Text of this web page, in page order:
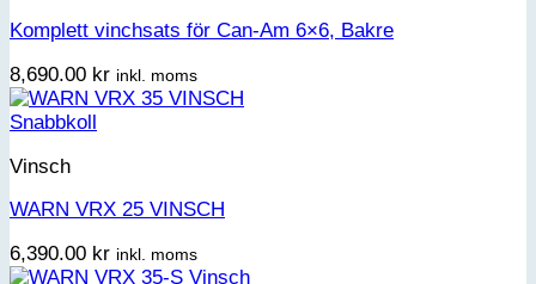
Komplett vinchsats för Can-Am 6×6, Bakre
8,690.00 kr inkl. moms
Snabbkoll
Vinsch
WARN VRX 25 VINSCH
6,390.00 kr inkl. moms